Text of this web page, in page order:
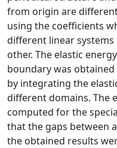
from origin are
using the coefficients
different linear
other. The elastic
boundary was
by integrating the
different domains. The
computed for the
that the gaps between
the obtained results